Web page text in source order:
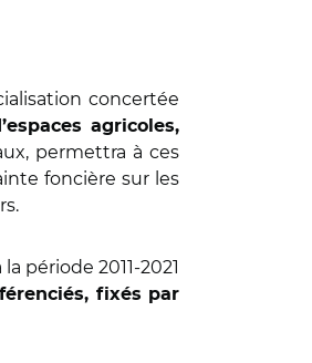
concertée
agricoles,
permettra à ces
foncière sur les
période 2011-2021
fixés par